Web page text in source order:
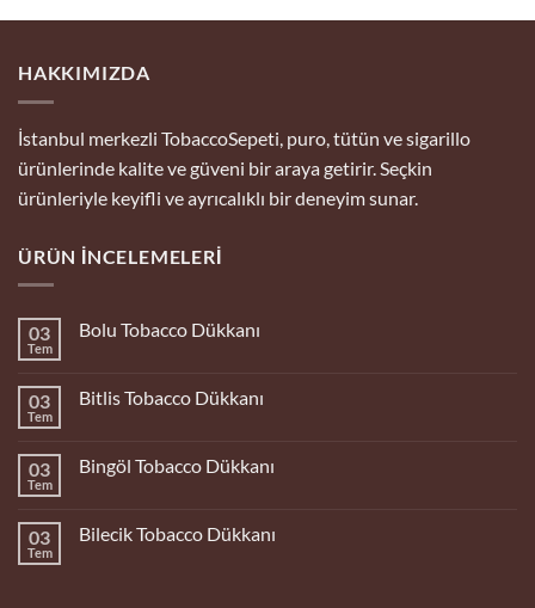
HAKKIMIZDA
İstanbul merkezli TobaccoSepeti, puro, tütün ve sigarillo
ürünlerinde kalite ve güveni bir araya getirir. Seçkin
ürünleriyle keyifli ve ayrıcalıklı bir deneyim sunar.
ÜRÜN İNCELEMELERI
03
Tem
Bolu Tobacco Dükkanı
Tobacco
03
Tem
Bitlis Tobacco Dükkanı
Tobacco
03
Tem
Bingöl Tobacco Dükkanı
Tobacco
03
Tem
Bilecik Tobacco Dükkanı